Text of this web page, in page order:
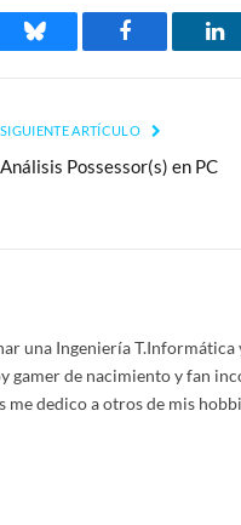
Bluesky Facebook
SIGUIENTE ARTÍCULO
Análisis Possessor(s) en PC
una Ingeniería T.Informática
gamer de nacimiento y fan
dedico a otros de mis